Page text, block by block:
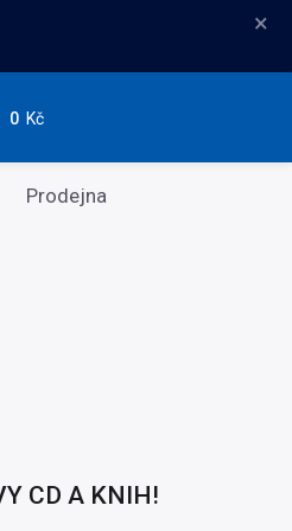
×
0 Kč
Prodejna
CD A KNIH!